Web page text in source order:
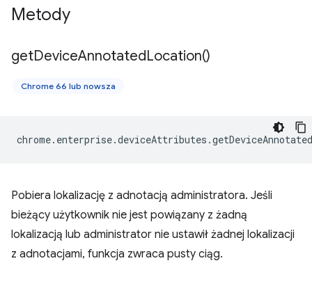
Metody
getDeviceAnnotatedLocation()
Chrome 66 lub nowsza
chrome. enterprise.deviceAttributes .
Pobiera lokalizację z adnotacją administratora. Jeśli
bieżący użytkownik nie jest powiązany z żadną
lokalizacją lub administrator nie ustawił żadnej lokalizacji
z adnotacjami, funkcja zwraca pusty ciąg.